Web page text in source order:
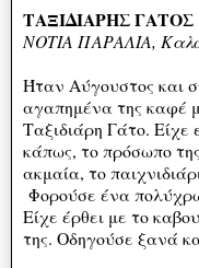
ΤΑΞΙΔΙΑΡΗΣ ΓΑΤΟΣ
ΝΟΤΙΑ ΠΑΡΑΛΙΑ,
Ήταν Αύγουστος και
αγαπημένα της καφέ
Ταξιδιάρη Γάτο. Είχε
κάπως, το πρόσωπο
ακμαία, το
Φορούσε ένα
Είχε έρθει με το
της. Οδηγούσε ξανά